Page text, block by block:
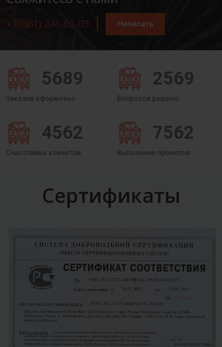
+7 (861) 241-02-03 Написать
5689
Заказов оформлено
2569
Вопросов решено
4562
Счастливых клиентов
7562
Выполнено проектов
Сертификаты